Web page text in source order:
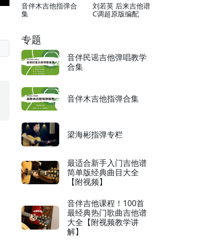
音伴木吉他指弹合
集
刘若英 后来吉他谱
C调超原版编配
专题
音伴民谣吉他弹唱教学
合集
音伴木吉他指弹合集
梁海彬指弹专栏
最适合新手入门吉他谱
简单版经典曲目大全
【附视频】
音伴吉他课程！100首
最经典热门歌曲吉他谱
大全【附视频教学讲
解】